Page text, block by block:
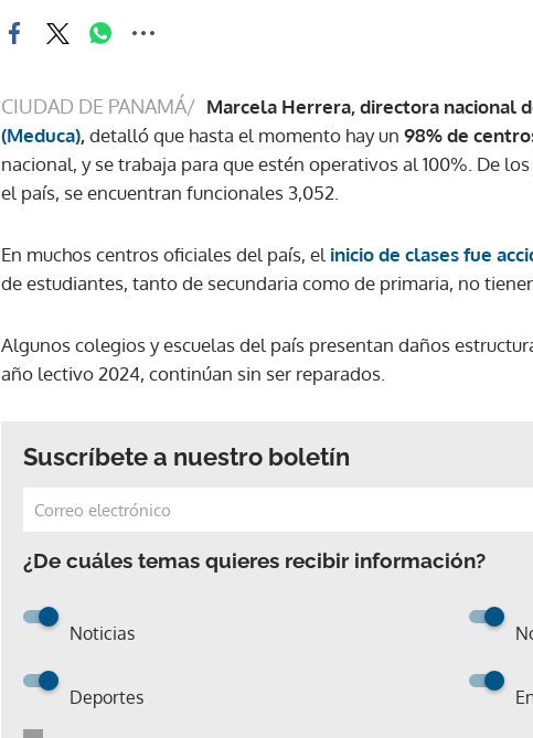
CIUDAD DE PANAMÁ/ Marcela Herrera, directora nacional
(Meduca),detalló que hasta el momento hay un 98% de
nacional, y se trabaja para que estén operativos al 100%. De
el país, se encuentran funcionales 3,052.
En muchos centros oficiales del país, el inicio de clases fue
de estudiantes, tanto de secundaria como de primaria, no
Algunos colegios y escuelas del país presentan daños
año lectivo 2024, continúan sin ser reparados.
Suscríbete a nuestro boletín
¿De cuáles temas quieres recibir información?
Noticias
Deportes